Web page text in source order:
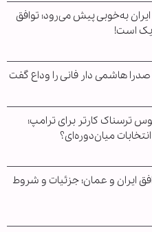
ایران به‌خوبی پیش می‌رود؛ توافق
است!
هاشمی دار فانی را وداع گفت
ترسناک کارتر برای ترامپ؛
میان‌دوره‌ای؟
ایران و عمان؛ جزئیات و شروط